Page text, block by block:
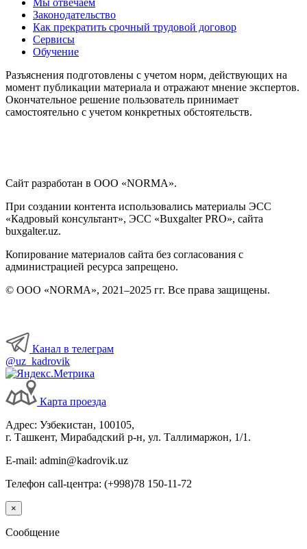
Мы отвечаем
Законодательство
Как прекратить срочный трудовой договор
Сервисы
Обучение
Разъяснения подготовлены с учетом норм, действующих на
момент публикации материала и отражают мнение экспертов.
Окончательное решение пользователь принимает
самостоятельно с учетом конкретных обстоятельств.
Сайт разработан в ООО «NORMA».
При создании контента использовались материалы ЭСС
«Кадровый консультант», ЭСС «Buxgalter PRO», сайта
buxgalter.uz.
Копирование материалов сайта без согласования с
администрацией ресурса запрещено.
© ООО «NORMA», 2021–2025 гг. Все права защищены.
Канал в телеграм
@uz_kadrovik
Карта проезда
Адрес: Узбекистан, 100105,
г. Ташкент, Мирабадский р-н, ул. Таллимаржон, 1/1.
E-mail: admin@kadrovik.uz
Телефон call-центра: (+998)78 150-11-72
×
Сообщение